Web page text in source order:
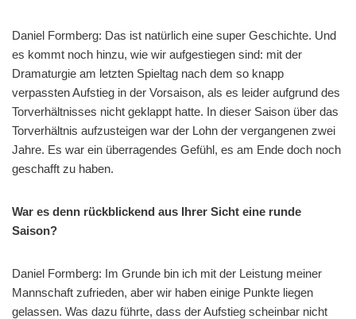
Daniel Formberg: Das ist natürlich eine super Geschichte. Und
es kommt noch hinzu, wie wir aufgestiegen sind: mit der
Dramaturgie am letzten Spieltag nach dem so knapp
verpassten Aufstieg in der Vorsaison, als es leider aufgrund des
Torverhältnisses nicht geklappt hatte. In dieser Saison über das
Torverhältnis aufzusteigen war der Lohn der vergangenen zwei
Jahre. Es war ein überragendes Gefühl, es am Ende doch noch
geschafft zu haben.
War es denn rückblickend aus Ihrer Sicht eine runde
Saison?
Daniel Formberg: Im Grunde bin ich mit der Leistung meiner
Mannschaft zufrieden, aber wir haben einige Punkte liegen
gelassen. Was dazu führte, dass der Aufstieg scheinbar nicht